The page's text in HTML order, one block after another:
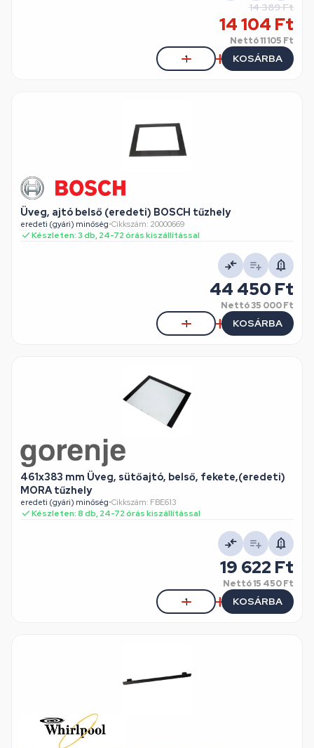
14 389 Ft
14 104 Ft
Nettó11 105 Ft
KOSÁRBA
Üveg, ajtó belső (eredeti) BOSCH tűzhely
eredeti (gyári) minőség•Cikkszám: 20000669
Készleten: 3 db, 24-72 órás kiszállítással
44 450 Ft
Nettó35 000 Ft
KOSÁRBA
461x383 mm Üveg, sütőajtó, belső, fekete,(eredeti)
MORA tűzhely
eredeti (gyári) minőség•Cikkszám: FBE613
Készleten: 8 db, 24-72 órás kiszállítással
19 622 Ft
Nettó15 450 Ft
KOSÁRBA